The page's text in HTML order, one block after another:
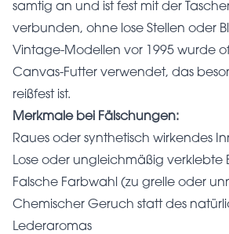
samtig an und ist fest mit der
verbunden, ohne lose Stellen oder
Vintage-Modellen vor 1995 wurde
Canvas-Futter verwendet, das
reißfest ist.
Merkmale bei Fälschungen:
Raues oder synthetisch wirkendes
Lose oder ungleichmäßig verklebte
Falsche Farbwahl (zu grelle oder
Chemischer Geruch statt des
Lederaromas